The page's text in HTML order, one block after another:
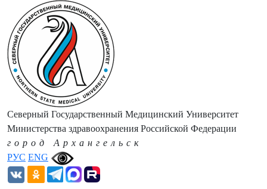
РУС ENG
Северный Государственный Медицинский Университет
Министерства здравоохранения Российской Федерации
город Архангельск